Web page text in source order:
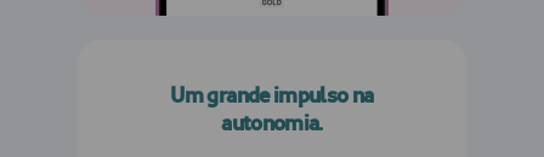
Um grande impulso na
autonomia.